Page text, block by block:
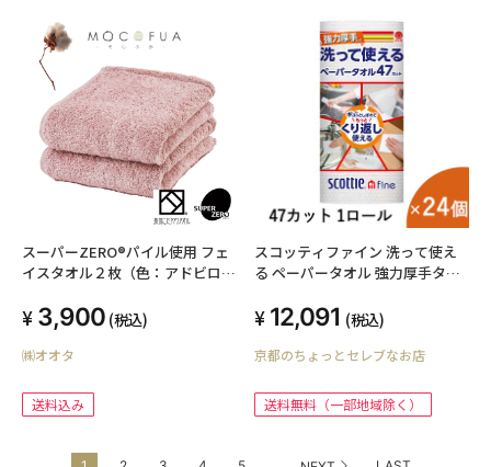
スーパーZERO®パイル使用 フェ
イスタオル２枚（色：アドビロー
3,900 (税込)
㈱オオタ
送料込み
スコッティファイン 洗って使え
る ペーパータオル 強力厚手タイ
12,091 (税込)
京都のちょっとセレブなお店
送料無料（一部地域除く）